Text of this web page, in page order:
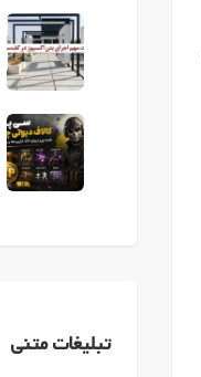
تبلیغات متنی